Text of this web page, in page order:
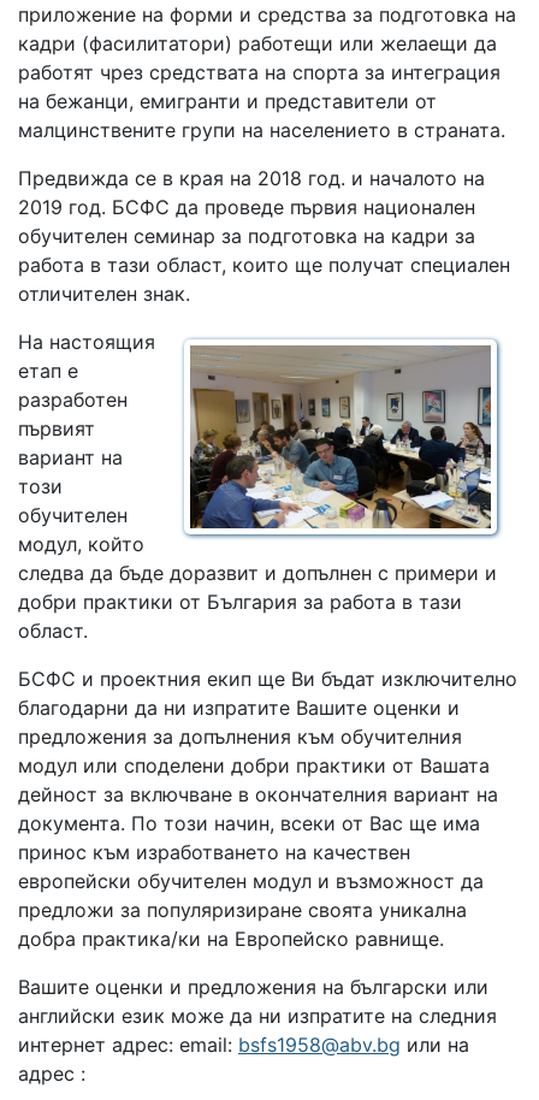
приложение на форми и средства за подготовка на
кадри (фасилитатори) работещи или желаещи да
работят чрез средствата на спорта за интеграция
на бежанци, емигранти и представители от
малцинствените групи на населението в страната.
Предвижда се в края на 2018 год. и началото на
2019 год. БСФС да проведе първия национален
обучителен семинар за подготовка на кадри за
работа в тази област, които ще получат специален
отличителен знак.
На настоящия
етап е
разработен
първият
вариант на
този
обучителен
модул, който
следва да бъде доразвит и допълнен с примери и
добри практики от България за работа в тази
област.
БСФС и проектния екип ще Ви бъдат изключително
благодарни да ни изпратите Вашите оценки и
предложения за допълнения към обучителния
модул или споделени добри практики от Вашата
дейност за включване в окончателния вариант на
документа. По този начин, всеки от Вас ще има
принос към изработването на качествен
европейски обучителен модул и възможност да
предложи за популяризиране своята уникална
добра практика/ки на Европейско равнище.
Вашите оценки и предложения на български или
английски език може да ни изпратите на следния
интернет адрес: email: bsfs1958@abv.bg или на
адрес :